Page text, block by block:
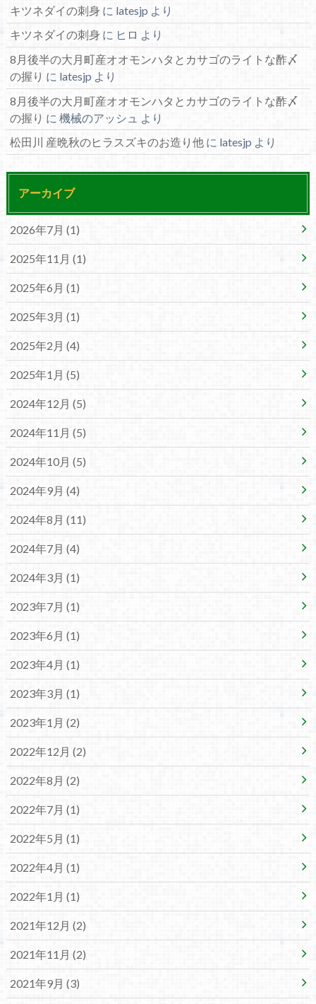
キツネダイの刺身 に latesjp より
キツネダイの刺身 に ヒロ より
8月後半の大月町産オオモンハタとカサゴのライトな酢〆
の握り に latesjpより
8月後半の大月町産オオモンハタとカサゴのライトな酢〆
の握り に 機械のアッシュ
より
松田川 産晩秋のヒラスズキのお造り他に latesjp より
アーカイブ
2026年7月 (1)
2025年11月 (1)
2025年6月 (1)
2025年3月 (1)
2025年2月 (4)
2025年1月 (5)
2024年12月 (5)
2024年11月 (5)
2024年10月 (5)
2024年9月 (4)
2024年8月 (11)
2024年7月 (4)
2024年3月 (1)
2023年7月 (1)
2023年6月 (1)
2023年4月 (1)
2023年3月 (1)
2023年1月 (2)
2022年12月 (2)
2022年8月 (2)
2022年7月 (1)
2022年5月 (1)
2022年4月 (1)
2022年1月 (1)
2021年12月 (2)
2021年11月 (2)
2021年9月 (3)